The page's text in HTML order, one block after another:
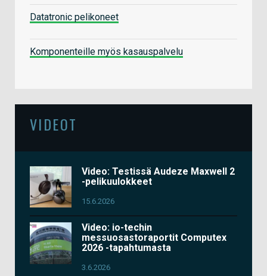
Datatronic pelikoneet
Komponenteille myös kasauspalvelu
VIDEOT
Video: Testissä Audeze Maxwell 2
-pelikuulokkeet
15.6.2026
Video: io-techin
messuosastoraportit Computex
2026 -tapahtumasta
3.6.2026